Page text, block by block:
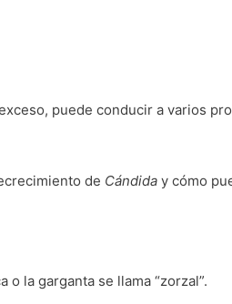
puede conducir a varios
de Cándida y cómo
la garganta se llama “zorzal”.